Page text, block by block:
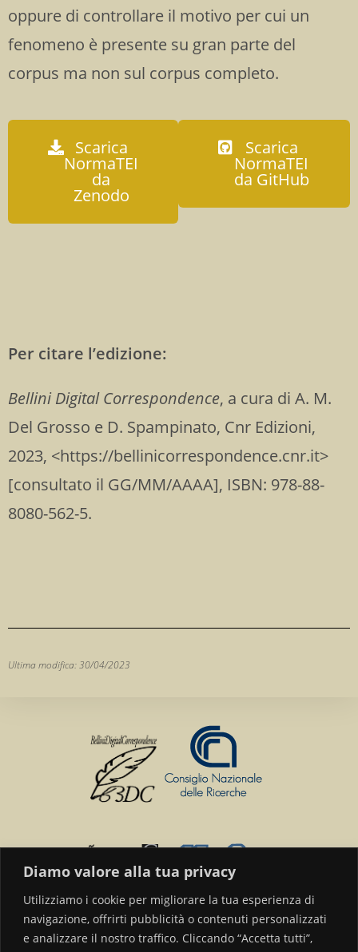
Diamo valore alla tua privacy
Utilizziamo i cookie per migliorare la tua esperienza di
navigazione, offrirti pubblicità o contenuti personalizzati
e analizzare il nostro traffico. Cliccando “Accetta tutti”,
oppure di controllare il motivo per cui un
fenomeno è presente su gran parte del
corpus ma non sul corpus completo.
Scarica
NormaTEI
da
Zenodo
Scarica
NormaTEI
da GitHub
Per citare l’edizione:
Bellini Digital Correspondence, a cura di A. M.
Del Grosso e D. Spampinato, Cnr Edizioni,
2023, <https://bellinicorrespondence.cnr.it>
[consultato il GG/MM/AAAA], ISBN: 978-88-
8080-562-5.
Ultima modifica: 30/04/2023